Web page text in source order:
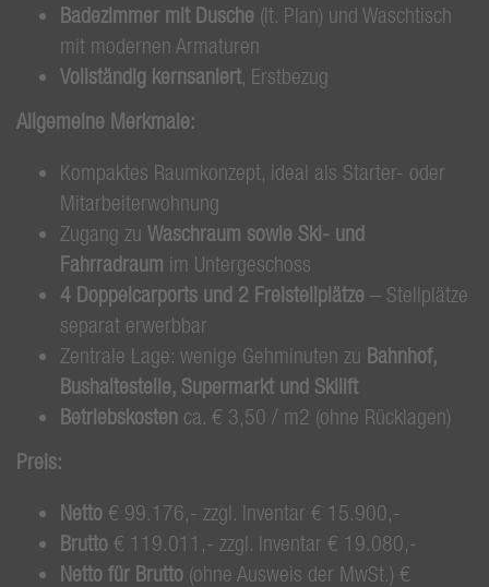
Badezimmer mit Dusche (lt. Plan) und Waschtisch
mit modernen Armaturen
Vollständig kernsaniert, Erstbezug
Allgemeine Merkmale:
Kompaktes Raumkonzept, ideal als Starter- oder
Mitarbeiterwohnung
Zugang zu Waschraum sowie Ski- und
Fahrradraum im Untergeschoss
4 Doppelcarports und 2 Freistellplätze – Stellplätze
separat erwerbbar
Zentrale Lage: wenige Gehminuten zu Bahnhof,
Bushaltestelle, Supermarkt und Skilift
Betriebskosten ca. € 3,50 / m2 (ohne Rücklagen)
Preis:
Netto € 99.176,- zzgl. Inventar € 15.900,-
Brutto € 119.011,- zzgl. Inventar € 19.080,-
Netto für Brutto (ohne Ausweis der MwSt.) €